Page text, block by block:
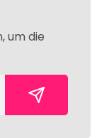
um die